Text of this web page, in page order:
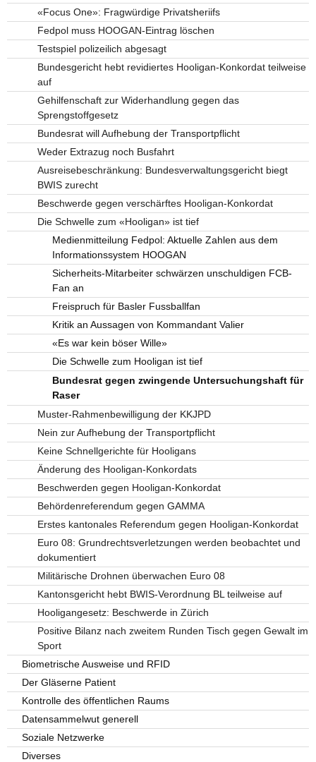
«Focus One»: Fragwürdige Privatsheriifs
Fedpol muss HOOGAN-Eintrag löschen
Testspiel polizeilich abgesagt
Bundesgericht hebt revidiertes Hooligan-Konkordat teilweise
auf
Gehilfenschaft zur Widerhandlung gegen das
Sprengstoffgesetz
Bundesrat will Aufhebung der Transportpflicht
Weder Extrazug noch Busfahrt
Ausreisebeschränkung: Bundesverwaltungsgericht biegt
BWIS zurecht
Beschwerde gegen verschärftes Hooligan-Konkordat
Die Schwelle zum «Hooligan» ist tief
Medienmitteilung Fedpol: Aktuelle Zahlen aus dem
Informationssystem HOOGAN
Sicherheits-Mitarbeiter schwärzen unschuldigen FCB-
Fan an
Freispruch für Basler Fussballfan
Kritik an Aussagen von Kommandant Valier
«Es war kein böser Wille»
Die Schwelle zum Hooligan ist tief
Bundesrat gegen zwingende Untersuchungshaft für
Raser
Muster-Rahmenbewilligung der KKJPD
Nein zur Aufhebung der Transportpflicht
Keine Schnellgerichte für Hooligans
Änderung des Hooligan-Konkordats
Beschwerden gegen Hooligan-Konkordat
Behördenreferendum gegen GAMMA
Erstes kantonales Referendum gegen Hooligan-Konkordat
Euro 08: Grundrechtsverletzungen werden beobachtet und
dokumentiert
Militärische Drohnen überwachen Euro 08
Kantonsgericht hebt BWIS-Verordnung BL teilweise auf
Hooligangesetz: Beschwerde in Zürich
Positive Bilanz nach zweitem Runden Tisch gegen Gewalt im
Sport
Biometrische Ausweise und RFID
Der Gläserne Patient
Kontrolle des öffentlichen Raums
Datensammelwut generell
Soziale Netzwerke
Diverses